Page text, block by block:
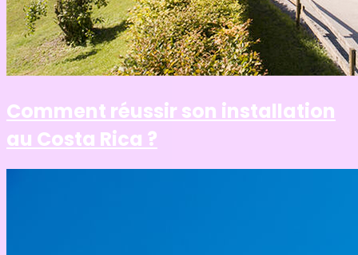
Comment réussir son installation
au Costa Rica ?